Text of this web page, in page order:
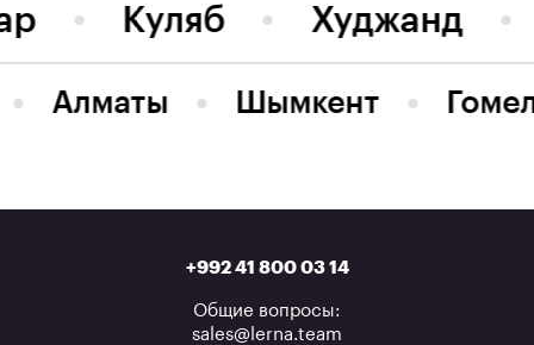
Худжанд
Куляб
Алматы Шымкент
+992 41 800 03 14
Общие вопросы:
sales@lerna.team